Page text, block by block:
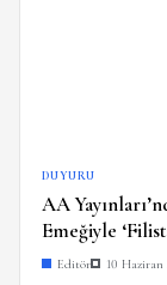
DUYURU
AA
Emeğiyle
Editör 10 Haziran